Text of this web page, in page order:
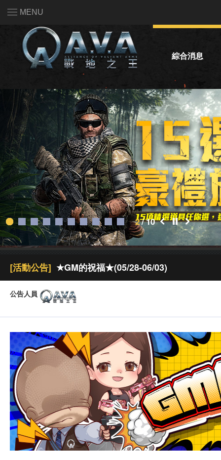
MENU
綜合消息
系統公告
熱門話題投票
2/10
[活動公告] ★GM的祝福★(05/28-06/03)
公告人員